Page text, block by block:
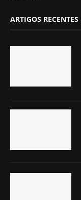
ARTIGOS RECENTES